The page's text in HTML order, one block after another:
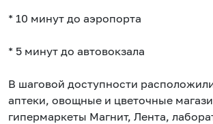
* 10 минут до аэропорта
* 5 минут до автовокзала
В шаговой доступности
аптеки, овощные и цветочные
гипермаркеты Магнит, Лента,